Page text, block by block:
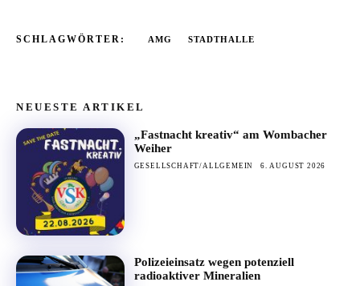
SCHLAGWÖRTER: AMG STADTHALLE
NEUESTE ARTIKEL
„Fastnacht kreativ“ am Wombacher
Weiher
GESELLSCHAFT/ALLGEMEIN 6. AUGUST 2026
Polizeieinsatz wegen potenziell
radioaktiver Mineralien